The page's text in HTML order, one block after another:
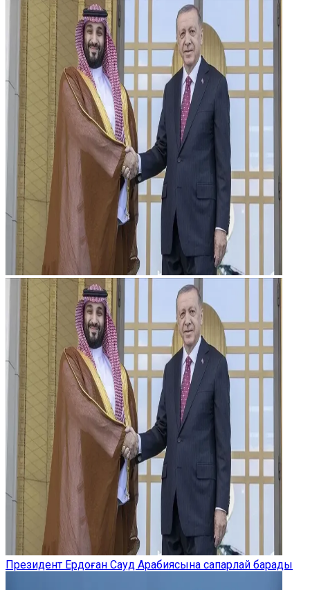
Президент Ердоған Сауд Арабиясына сапарлай барады